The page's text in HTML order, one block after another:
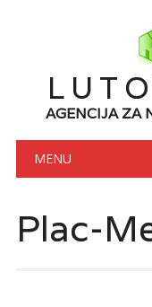
AGENCIJA ZA
Main
MENU
Plac-